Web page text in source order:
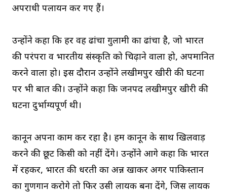
अपराधी पलायन कर गए हैं।
उन्होंने कहा कि हर वह ढांचा गुलामी का ढांचा है, जो भारत
की परंपरा व भारतीय संस्कृति को चिढ़ाने वाला हो, अपमानित
करने वाला हो। इस दौरान उन्होंने लखीमपुर खीरी की घटना
पर भी बात की। उन्होंने कहा कि जनपद लखीमपुर खीरी की
घटना दुर्भाग्यपूर्ण थी।
कानून अपना काम कर रहा है। हम कानून के साथ खिलवाड़
करने की छूट किसी को नहीं देंगे। उन्होंने आगे कहा कि भारत
में रहकर, भारत की धरती का अन्न खाकर अगर पाकिस्तान
का गुणगान करोगे तो फिर उसी लायक बना देंगे, जिस लायक